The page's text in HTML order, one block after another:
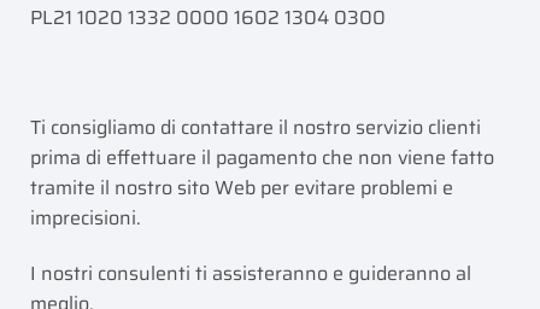
PL21 1020 1332 0000 1602 1304 0300
Ti consigliamo di contattare il nostro servizio clienti
prima di effettuare il pagamento che non viene fatto
tramite il nostro sito Web per evitare problemi e
imprecisioni.
I nostri consulenti ti assisteranno e guideranno al